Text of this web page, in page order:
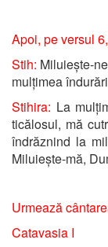
Apoi, pe versul
Stih: Miluiește-
mulțimea
Stihira: La
ticălosul, mă
îndrăznind la
Miluiește-mă,
Urmează
Catavasia I